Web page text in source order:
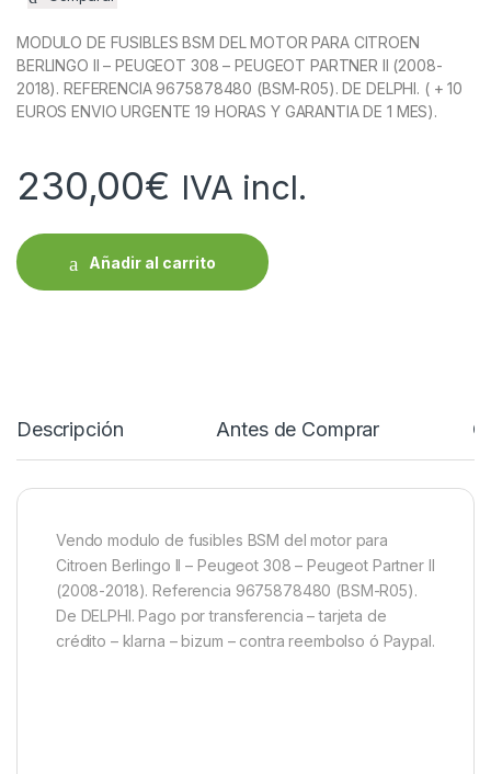
MODULO DE FUSIBLES BSM DEL MOTOR PARA CITROEN
BERLINGO II – PEUGEOT 308 – PEUGEOT PARTNER II (2008-
2018). REFERENCIA 9675878480 (BSM-R05). DE DELPHI. ( + 10
EUROS ENVIO URGENTE 19 HORAS Y GARANTIA DE 1 MES).
230,00€ IVA incl.
Añadir al carrito
Descripción Antes de Comprar
Vendo modulo de fusibles BSM del motor para
Citroen Berlingo II – Peugeot 308 – Peugeot Partner II
(2008-2018). Referencia 9675878480 (BSM-R05).
De DELPHI. Pago por transferencia – tarjeta de
crédito – klarna – bizum – contra reembolso ó Paypal.